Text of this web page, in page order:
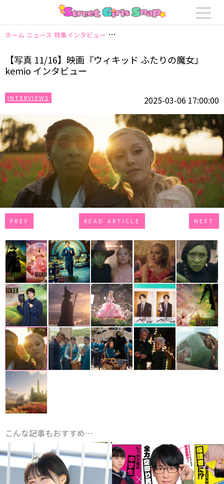
ホーム ニュース 特集インタビュー 【写真 11/16】映画『ウィキッド ふた
【写真 11/16】映画『ウィキッド ふたりの魔女』
kemio インタビュー
INTERVIEWS 2025-03-06 17:00:00
PREV READ ARTICLE NEXT
こんな記事もおすすめ…